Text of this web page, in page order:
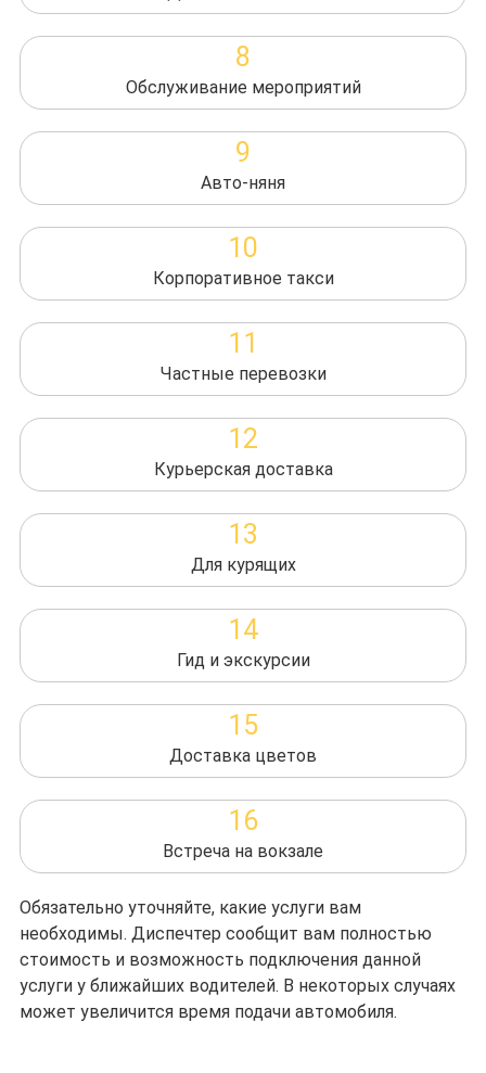
8
Обслуживание мероприятий
9
Авто-няня
10
Корпоративное такси
11
Частные перевозки
12
Курьерская доставка
13
Для курящих
14
Гид и экскурсии
15
Доставка цветов
16
Встреча на вокзале
Обязательно уточняйте, какие услуги вам
необходимы. Диспечтер сообщит вам полностью
стоимость и возможность подключения данной
услуги у ближайших водителей. В некоторых случаях
может увеличится время подачи автомобиля.